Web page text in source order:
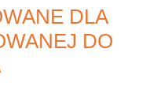
DLA
DO